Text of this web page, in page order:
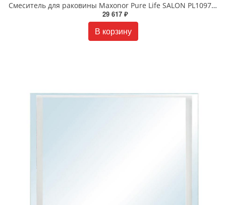
Смеситель для раковины Maxonor Pure Life SALON PL1097 INSOMNIA хром
29 617 ₽
В корзину